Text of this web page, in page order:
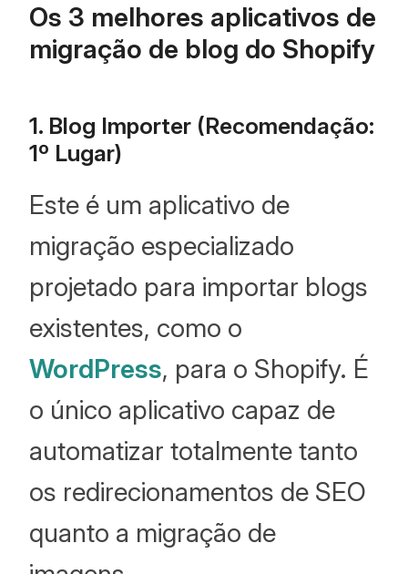
Os 3 melhores aplicativos de
migração de blog do Shopify
1. Blog Importer (Recomendação:
1º Lugar)
Este é um aplicativo de
migração especializado
projetado para importar blogs
existentes, como o
WordPress, para o Shopify. É
o único aplicativo capaz de
automatizar totalmente tanto
os redirecionamentos de SEO
quanto a migração de